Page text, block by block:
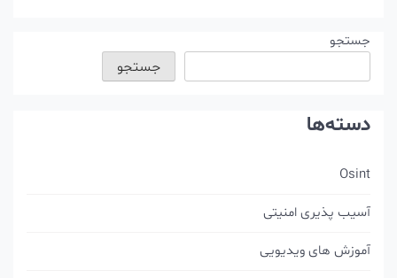
جستجو
جستجو
دسته‌ها
Osint
آسیب پذیری امنیتی
آموزش های ویدیویی